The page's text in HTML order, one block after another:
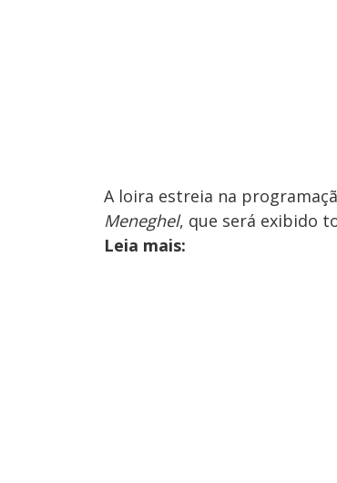
A loira estreia na
Meneghel, que será exibido
Leia mais: